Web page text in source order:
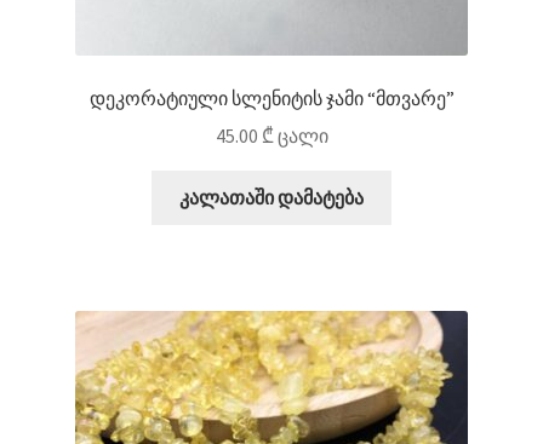
დეკორატიული სლენიტის ჯამი “მთვარე”
45.00 ₾ ცალი
კალათაში დამატება